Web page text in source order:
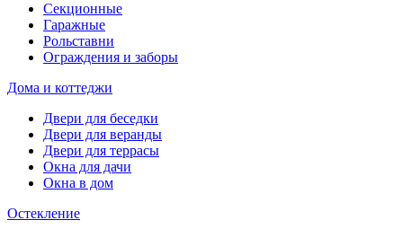
Секционные
Гаражные
Рольставни
Ограждения и заборы
Дома и коттеджи
Двери для беседки
Двери для веранды
Двери для террасы
Окна для дачи
Окна в дом
Остекление